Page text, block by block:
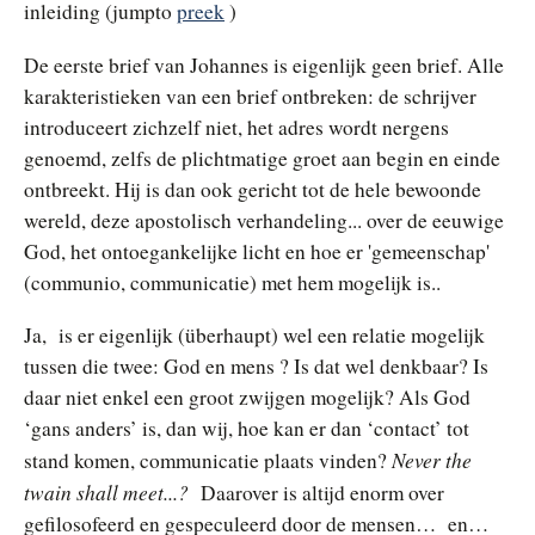
inleiding (jumpto preek)
De eerste brief van Johannes is eigenlijk geen brief. Alle
karakteristieken van een brief ontbreken: de schrijver
introduceert zichzelf niet, het adres wordt nergens
genoemd, zelfs de plichtmatige groet aan begin en einde
ontbreekt. Hij is dan ook gericht tot de hele bewoonde
wereld, deze apostolisch verhandeling... over de eeuwige
God, het ontoegankelijke licht en hoe er 'gemeenschap'
(communio, communicatie) met hem mogelijk is..
Ja, is er eigenlijk (überhaupt) wel een relatie mogelijk
tussen die twee: God en mens ? Is dat wel denkbaar? Is
daar niet enkel een groot zwijgen mogelijk? Als God
‘gans anders’ is, dan wij, hoe kan er dan ‘contact’ tot
stand komen, communicatie plaats vinden?Never the
twain shall meet...? Daarover is altijd enorm over
gefilosofeerd en gespeculeerd door de mensen… en…